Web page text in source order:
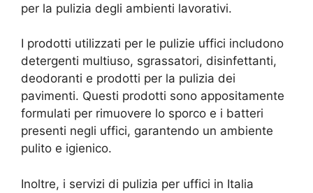
per la pulizia degli ambienti lavorativi.
I prodotti utilizzati per le pulizie uffici includono
detergenti multiuso, sgrassatori, disinfettanti,
deodoranti e prodotti per la pulizia dei
pavimenti. Questi prodotti sono appositamente
formulati per rimuovere lo sporco e i batteri
presenti negli uffici, garantendo un ambiente
pulito e igienico.
Inoltre, i servizi di pulizia per uffici in Italia